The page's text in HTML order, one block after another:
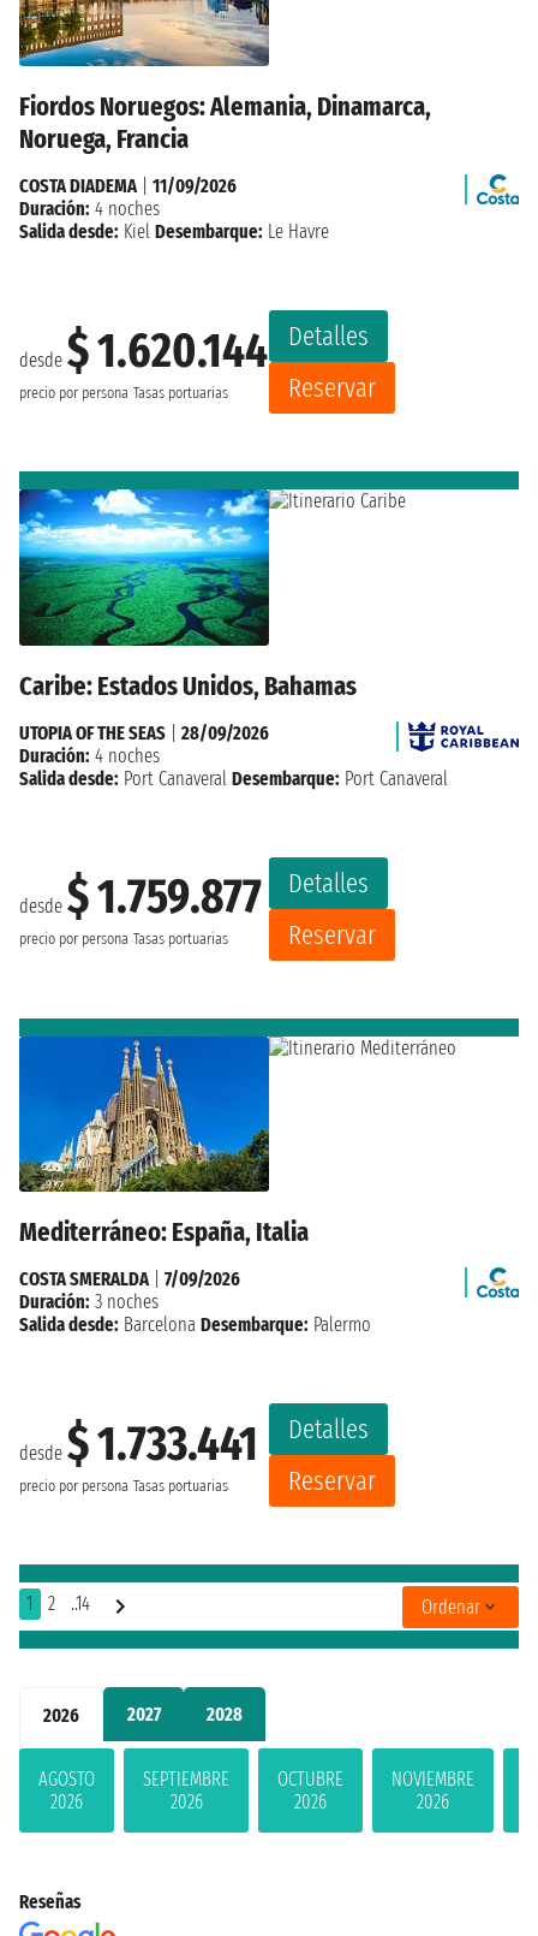
2026 2027 2028
AGOSTO
2026
SEPTIEMBRE
2026
OCTUBRE
2026
NOVIEMBRE
2026
Fiordos Noruegos: Alemania, Dinamarca,
Noruega, Francia
desde $ 1.620.144
precio por persona Tasas portuarias
Detalles
Reservar
COSTA DIADEMA| 11/09/2026
Duración: 4 noches
Salida desde: Kiel Desembarque: Le Havre
Caribe: Estados Unidos, Bahamas
desde $ 1.759.877
precio por persona Tasas portuarias
Detalles
Reservar
UTOPIA OF THE SEAS
28/09/2026
Duración: 4 noches
Salida desde: Port Canaveral Desembarque: Port Canaveral
Mediterráneo: España, Italia
desde $ 1.733.441
precio por persona Tasas portuarias
Detalles
Reservar
COSTA SMERALDA| 7/09/2026
Duración: 3 noches
Salida desde: Barcelona Desembarque: Palermo
1 2 ..14 Ordenar
Reseñas